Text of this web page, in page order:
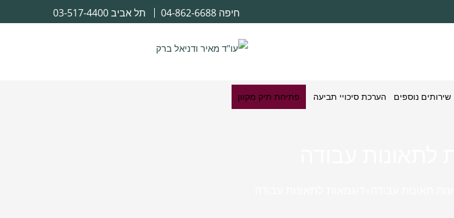
חיפה 04-862-6688 תל אביב03-517-4400
שירותים נוספים הערכת סיכויי תביעה פתיחת תיק מקוון